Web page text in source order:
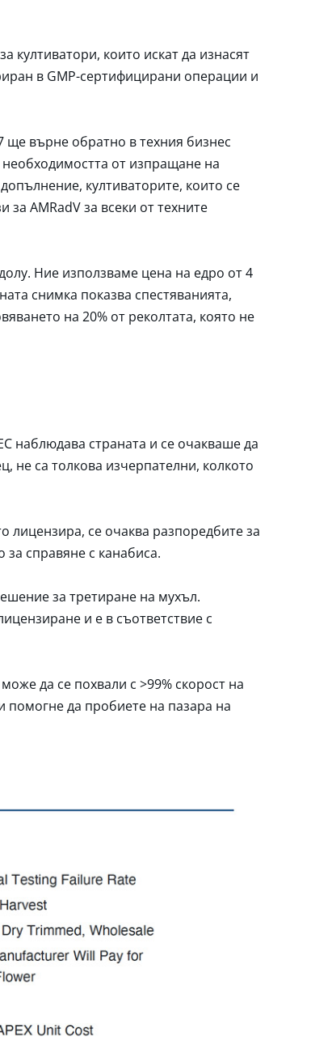
култиватори, които искат да изнасят
в GMP-сертифицирани операции и
ще върне обратно в техния бизнес
от изпращане на
култиваторите, които се
AMRadV за всеки от техните
Ние използваме цена на едро от 4
снимка показва спестяванията,
на 20% от реколтата, която не
наблюдава страната и се очакваше да
не са толкова изчерпателни, колкото
се очаква разпоредбите за
справяне с канабиса.
за третиране на мухъл.
и е в съответствие с
да се похвали с >99% скорост на
помогне да пробиете на пазара на